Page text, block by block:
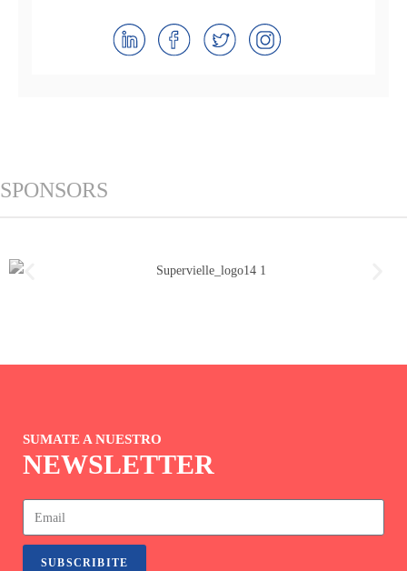
SPONSORS
SUMATE A NUESTRO
NEWSLETTER
SUBSCRIBITE